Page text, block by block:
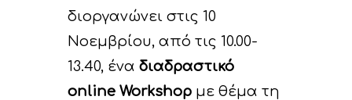
διοργανώνει στις 10
Νοεμβρίου, από τις 10.00-
13.40, έναδιαδραστικό
online Workshop με θέμα τη